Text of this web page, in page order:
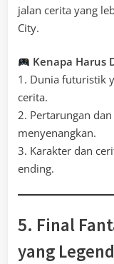
jalan cerita yang
City.
Kenapa Harus
1. Dunia futuristik
cerita.
2. Pertarungan
menyenangkan.
3. Karakter dan
ending.
5. Final
yang